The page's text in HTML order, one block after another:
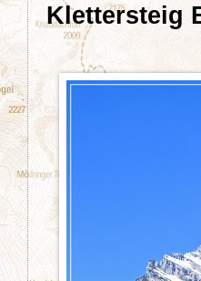
Klettersteig